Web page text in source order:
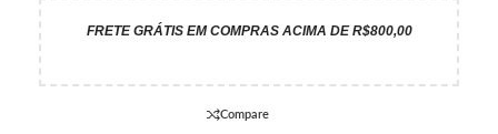
FRETE GRÁTIS EM COMPRAS ACIMA DE R$800,00
Compare